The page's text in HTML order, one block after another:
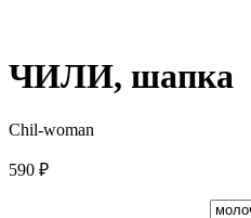
ЧИЛИ, шапка
Chil-woman
590 ₽